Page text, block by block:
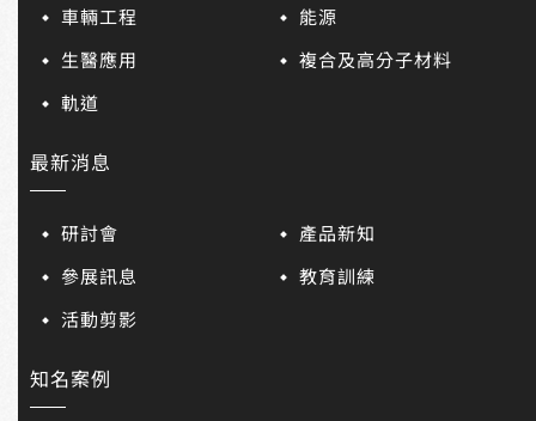
車輛工程
能源
生醫應用
複合及高分子材料
軌道
最新消息
研討會
產品新知
參展訊息
教育訓練
活動剪影
知名案例